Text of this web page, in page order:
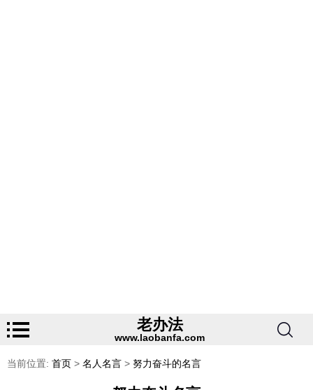
老办法
www.laobanfa.com
当前位置: 首页 > 名人名言 > 努力奋斗的名言